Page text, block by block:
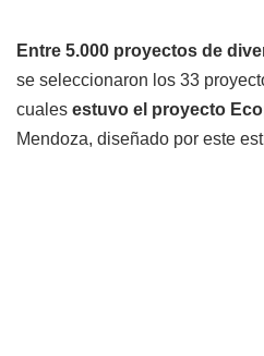
Entre 5.000 proyectos de
se seleccionaron los 33
cuales estuvo el proyecto
Mendoza, diseñado por este